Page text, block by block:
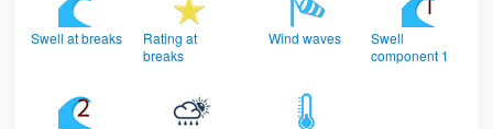
Swell at breaks
Rating at
breaks
Wind waves
Swell
component 1